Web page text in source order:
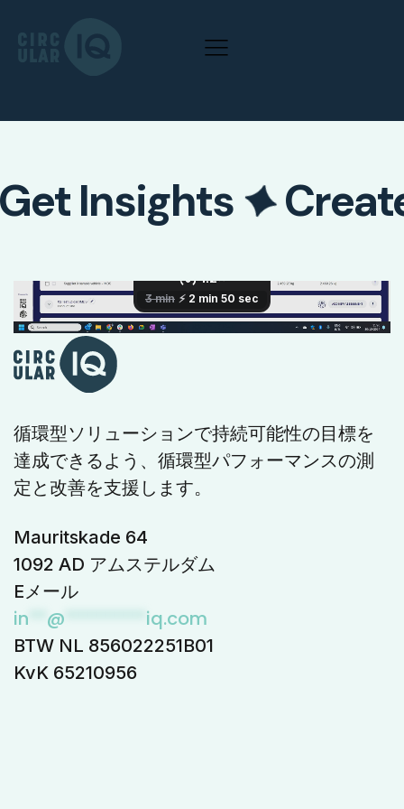
Insights
循環型ソリューションで持続可能性の目標を
達成できるよう、循環型パフォーマンスの測
定と改善を支援します。
Mauritskade 64
1092 AD アムステルダム
Eメール
in @ iq.com
BTW NL 856022251B01
KvK 65210956